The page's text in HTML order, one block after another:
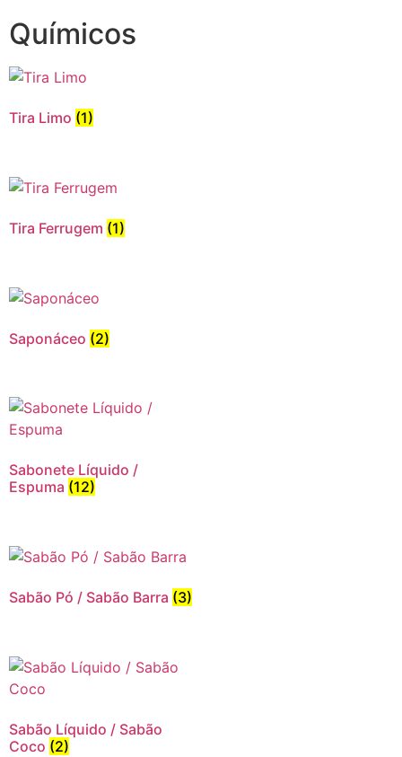
Químicos
Tira Limo (1)
Tira Ferrugem (1)
Saponáceo (2)
Sabonete Líquido /
Espuma (12)
Sabão Pó / Sabão Barra (3)
Sabão Líquido / Sabão
Coco (2)